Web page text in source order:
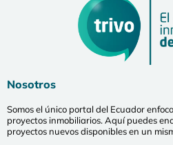
Nosotros
Somos el único portal del Ecuador
proyectos inmobiliarios. Aquí puedes
proyectos nuevos disponibles en un